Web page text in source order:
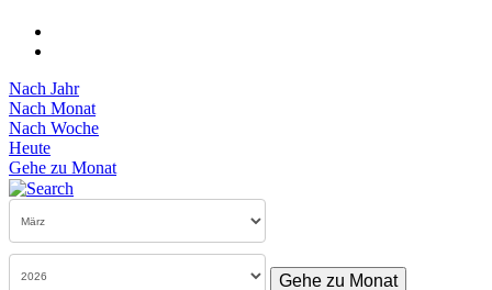
Nach Jahr
Nach Monat
Nach Woche
Heute
Gehe zu Monat
Gehe zu Monat